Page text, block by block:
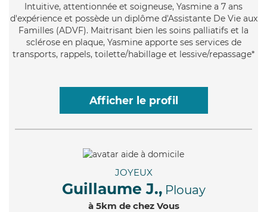
Intuitive, attentionnée et soigneuse, Yasmine a 7 ans
d'expérience et possède un diplôme d'Assistante De Vie aux
Familles (ADVF). Maitrisant bien les soins palliatifs et la
sclérose en plaque, Yasmine apporte ses services de
transports, rappels, toilette/habillage et lessive/repassage*
Afficher le profil
JOYEUX
Guillaume J., Plouay
à 5km de chez Vous